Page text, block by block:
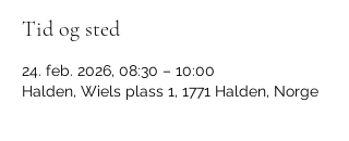
Tid og sted
24. feb. 2026, 08:30 – 10:00
Halden, Wiels plass 1, 1771 Halden, Norge